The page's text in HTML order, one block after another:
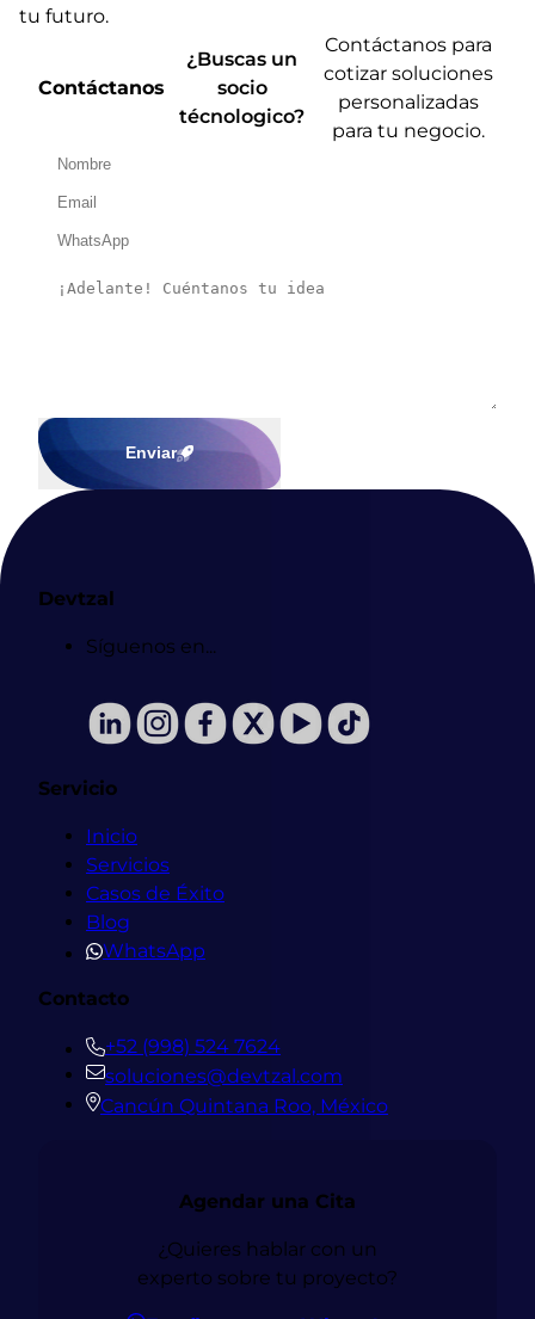
tu futuro.
Contáctanos
¿Buscas un
socio
técnologico?
Contáctanos para
cotizar soluciones
personalizadas
para tu negocio.
Enviar
Devtzal
Síguenos en...
Servicio
Inicio
Servicios
Casos de Éxito
Blog
WhatsApp
Contacto
+52 (998) 524 7624
soluciones@devtzal.com
Cancún Quintana Roo, México
Agendar una Cita
¿Quieres hablar con un
experto sobre tu proyecto?